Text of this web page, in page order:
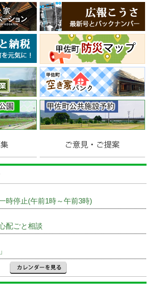
時停止(午前1時～午前3時)
配ごと相談